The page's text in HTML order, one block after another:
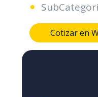
Cotizar en